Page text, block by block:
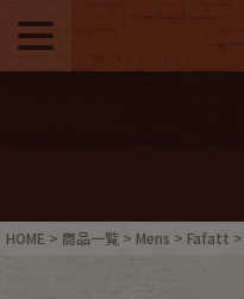
ログイン・会員登録
HOME 商品一覧 Mens Fafatt